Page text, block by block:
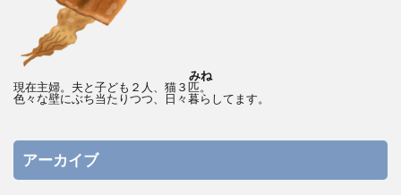
みね
現在主婦。夫と子ども２人、猫３匹。
色々な壁にぶち当たりつつ、日々暮らしてます。
アーカイブ